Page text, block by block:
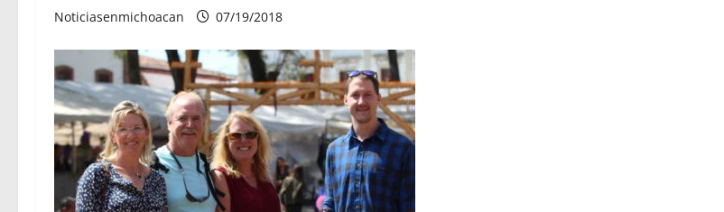
Noticiasenmichoacan 07/19/2018